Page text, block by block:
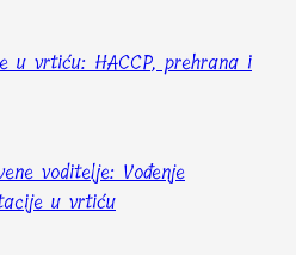
u vrtiću: HACCP, prehrana i
voditelje: Vođenje
u vrtiću